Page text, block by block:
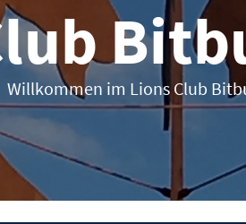
Willkommen im Lions Club